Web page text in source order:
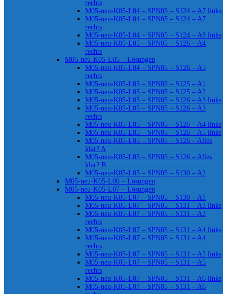
rechts
M05-neu-K05-L04 – SPN05 – S124 – A7 links
M05-neu-K05-L04 – SPN05 – S124 – A7
rechts
M05-neu-K05-L04 – SPN05 – S124 – A8 links
M05-neu-K05-L05 – SPN05 – S126 – A4
rechts
M05-neu-K05-L05 – Lösungen
M05-neu-K05-L04 – SPN05 – S126 – A5
rechts
M05-neu-K05-L05 – SPN05 – S125 – A1
M05-neu-K05-L05 – SPN05 – S125 – A2
M05-neu-K05-L05 – SPN05 – S126 – A3 links
M05-neu-K05-L05 – SPN05 – S126 – A3
rechts
M05-neu-K05-L05 – SPN05 – S126 – A4 links
M05-neu-K05-L05 – SPN05 – S126 – A5 links
M05-neu-K05-L05 – SPN05 – S126 – Alles
klar? A
M05-neu-K05-L05 – SPN05 – S126 – Alles
klar? B
M05-neu-K05-L05 – SPN05 – S130 – A2
M05-neu-K05-L06 – Lösungen
M05-neu-K05-L07 – Lösungen
M05-neu-K05-L07 – SPN05 – S130 – A1
M05-neu-K05-L07 – SPN05 – S131 – A3 links
M05-neu-K05-L07 – SPN05 – S131 – A3
rechts
M05-neu-K05-L07 – SPN05 – S131 – A4 links
M05-neu-K05-L07 – SPN05 – S131 – A4
rechts
M05-neu-K05-L07 – SPN05 – S131 – A5 links
M05-neu-K05-L07 – SPN05 – S131 – A5
rechts
M05-neu-K05-L07 – SPN05 – S131 – A6 links
M05-neu-K05-L07 – SPN05 – S131 – A6